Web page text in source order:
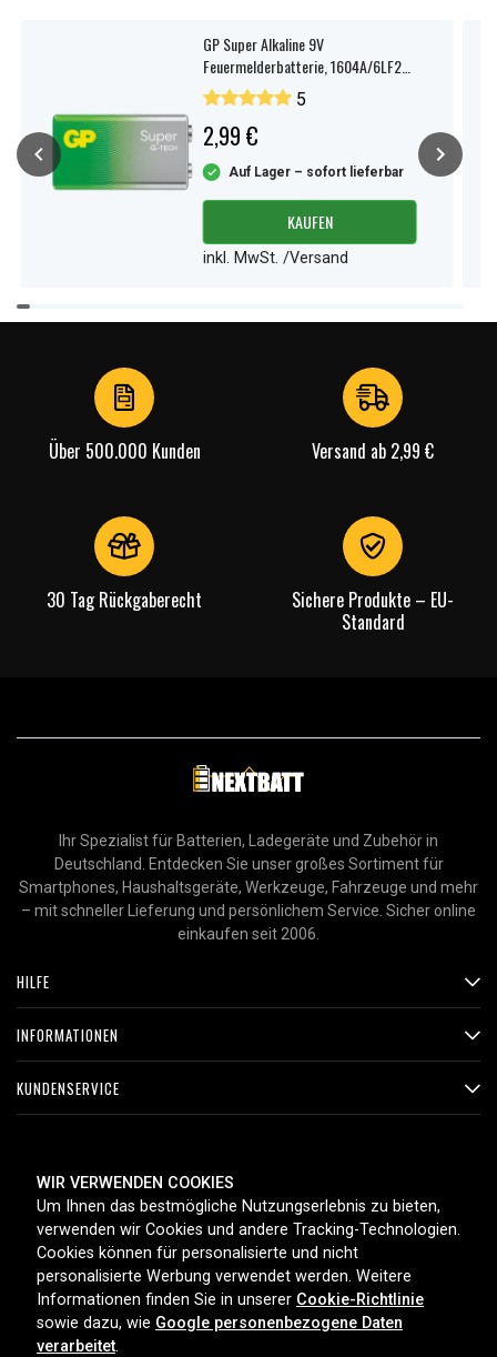
GP Super Alkaline 9V
Feuermelderbatterie, 1604A/6LF22,
1er-Pack
5
2,99 €
Auf Lager – sofort lieferbar
KAUFEN
inkl. MwSt. /Versand
Item
1
Über 500.000 Kunden Versand ab 2,99 €
30 Tag Rückgaberecht
Sichere Produkte – EU-
Standard
Ihr Spezialist für Batterien, Ladegeräte und Zubehör in
Deutschland. Entdecken Sie unser großes Sortiment für
Smartphones, Haushaltsgeräte, Werkzeuge, Fahrzeuge und mehr
– mit schneller Lieferung und persönlichem Service. Sicher online
einkaufen seit 2006.
HILFE
INFORMATIONEN
KUNDENSERVICE
ZAHLUNGSMETHODEN
LIEFEROPTIONEN
WIR VERWENDEN COOKIES
Um Ihnen das bestmögliche Nutzungserlebnis zu bieten,
verwenden wir Cookies und andere Tracking-Technologien.
Cookies können für personalisierte und nicht
personalisierte Werbung verwendet werden. Weitere
Informationen finden Sie in unserer Cookie-Richtlinie
sowie dazu, wie Google personenbezogene Daten
verarbeitet.